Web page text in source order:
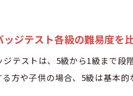
ッジテスト各級の難易度を
ジテストは、5級から1級まで
る方や子供の場合、5級は基本